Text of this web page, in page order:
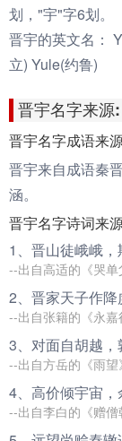
划，"宇"字6划。
晋宇的英文名：
立) Yule(约鲁)
晋宇名字来源:
晋宇名字成语来
晋宇来自成语秦
涵。
晋宇名字诗词来
1、 晋山徒峨峨，
--出自高适的《哭单
2、 晋家天子作降
--出自张籍的《永嘉
3、对面自胡越，
--出自方岳的《雨望
4、高价倾宇宙，
--出自李白的《赠僧